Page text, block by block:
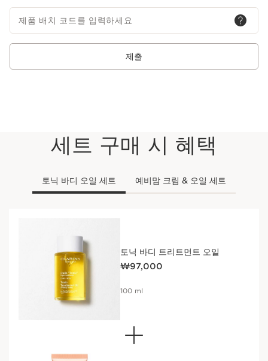
제품 배치 코드를 입력하세요
제출
세트 구매 시 혜택
토닉 바디 오일 세트 예비맘 크림 & 오일 세트
토닉 바디 트리트먼트 오일
₩97,000
100 ml